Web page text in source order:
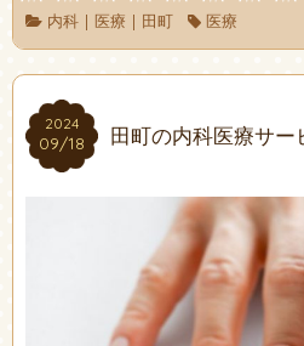
内科| 医療 | 田町 医療
2024
09/18
2024
09/18 田町の内科医療サー